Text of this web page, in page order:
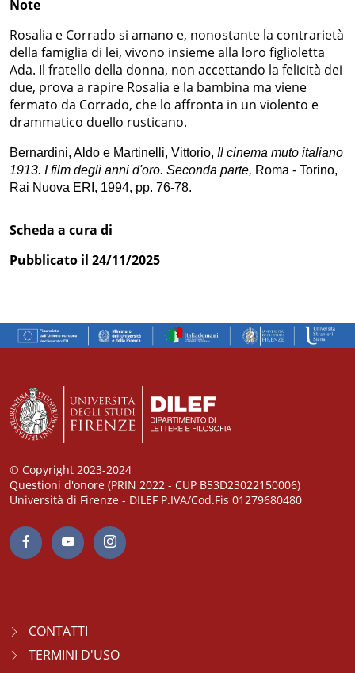
Note
Rosalia e Corrado si amano e, nonostante la contrarietà
della famiglia di lei, vivono insieme alla loro figlioletta
Ada. Il fratello della donna, non accettando la felicità dei
due, prova a rapire Rosalia e la bambina ma viene
fermato da Corrado, che lo affronta in un violento e
drammatico duello rusticano.
Bernardini, Aldo e Martinelli, Vittorio, Il cinema muto italiano
1913. I film degli anni d'oro. Seconda parte, Roma - Torino,
Rai Nuova ERI, 1994, pp. 76-78.
Scheda a cura di
Pubblicato il 24/11/2025
© Copyright 2023-2024
Questioni d'onore (PRIN 2022 - CUP B53D23022150006)
Università di Firenze - DILEF P.IVA/Cod.Fis 01279680480
CONTATTI
TERMINI D'USO